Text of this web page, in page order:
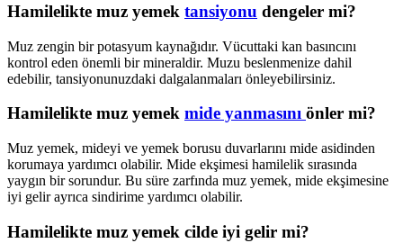
Hamilelikte muz yemek tansiyonu dengeler mi?
Muz zengin bir potasyum kaynağıdır. Vücuttaki kan basıncını
kontrol eden önemli bir mineraldir. Muzu beslenmenize dahil
edebilir, tansiyonunuzdaki dalgalanmaları önleyebilirsiniz.
Hamilelikte muz yemek mide yanmasını önler mi?
Muz yemek, mideyi ve yemek borusu duvarlarını mide asidinden
korumaya yardımcı olabilir. Mide ekşimesi hamilelik sırasında
yaygın bir sorundur. Bu süre zarfında muz yemek, mide ekşimesine
iyi gelir ayrıca sindirime yardımcı olabilir.
Hamilelikte muz yemek cilde iyi gelir mi?